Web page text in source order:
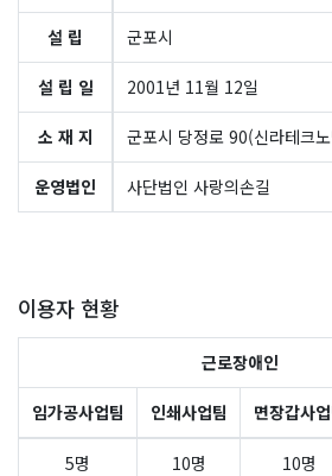
설 립 군포시
설 립 일 2001년 11월 12일
소 재 지 군포시 당정로 90(신라테크
운영법인 사단법인 사랑의손길
이용자 현황
근로장애인
임가공사업팀
인쇄사업팀 면장갑사
5명 10명 10명